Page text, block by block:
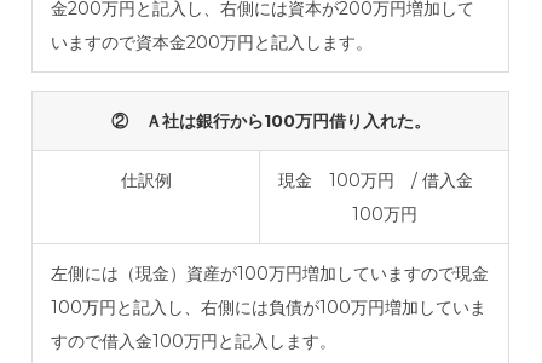
金200万円と記入し、右側には資本が200万円増加して
いますので資本金200万円と記入します。
② Ａ社は銀行から100万円借り入れた。
仕訳例
現金 100万円 / 借入金
100万円
左側には（現金）資産が100万円増加していますので現金
100万円と記入し、右側には負債が100万円増加していま
すので借入金100万円と記入します。